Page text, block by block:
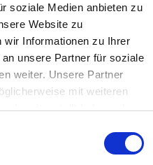
soziale Medien anbieten zu
Website zu
wir Informationen zu Ihrer
unsere Partner für soziale
weiter. Unsere Partner
mit weiteren
bereitgestellt haben oder
für Pferde